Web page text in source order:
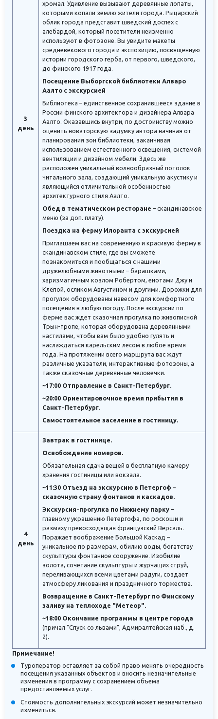
3
день
хромал. Удивление вызывают деревянные лопаты,
которыми копали землю жители города. Рыцарский
облик города представит шведский доспех с
алебардой, который посетители неизменно
используют в фотозоне. Вы увидите макеты
средневекового города и экспозицию, посвященную
истории городского герба, от первого, шведского,
до финского 1917 года.
Посещение Выборгской библиотеки Алваро
Аалто с экскурсией
Библиотека – единственное сохранившееся здание в
России финского архитектора и дизайнера Алвара
Аалто. Оказавшись внутри, по достоинству можно
оценить новаторскую задумку автора начиная от
планирования зон библиотеки, заканчивая
использованием естественного освещения, системой
вентиляции и дизайном мебели. Здесь же
расположен уникальный волнообразный потолок
читального зала, создающий уникальную акустику и
являющийся отличительной особенностью
архитектурного стиля Аалто.
Обед в тематическом ресторане – скандинавское
меню (за доп. плату).
Поездка на ферму Илоранта с экскурсией
Приглашаем вас на современную и красивую ферму в
скандинавском стиле, где вы сможете
познакомиться и пообщаться с нашими
дружелюбными животными – барашками,
харизматичным козлом Робертом, енотами Джу и
Клёпой, осликом Августином и другими. Дорожки для
прогулок оборудованы навесом для комфортного
посещения в любую погоду. После экскурсии по
ферме вас ждет сказочная прогулка по живописной
Трын-тропе, которая оборудована деревянными
настилами, чтобы вам было удобно гулять и
наслаждаться карельским лесом в любое время
года. На протяжении всего маршрута вас ждут
различные указатели, интерактивные фотозоны, а
также сказочные деревянные человечки.
~17:00 Отправление в Санкт-Петербург.
~20:00 Ориентировочное время прибытия в
Санкт-Петербург.
Самостоятельное заселение в гостиницу.
4
день
Завтрак в гостинице.
Освобождение номеров.
Обязательная сдача вещей в бесплатную камеру
хранения гостиницы или вокзала.
~11:30 Отъезд на экскурсию в Петергоф –
сказочную страну фонтанов и каскадов.
Экскурсия-прогулка по Нижнему парку –
главному украшению Петергофа, по роскоши и
размаху превосходящая французский Версаль.
Поражает воображение Большой Каскад –
уникальное по размерам, обилию воды, богатству
скульптуры фонтанное сооружение. Изобилие
золота, сочетание скульптуры и журчащих струй,
переливающихся всеми цветами радуги, создает
атмосферу ликования и праздничного торжества.
Возвращение в Санкт-Петербург по Финскому
заливу на теплоходе "Метеор".
~18:00 Окончание программы в центре города
(причал "Спуск со львами", Адмиралтейская наб., д.
2).
Примечание!
Туроператор оставляет за собой право менять очередность
посещения указанных объектов и вносить незначительные
изменения в программу с сохранением объема
предоставляемых услуг.
Стоимость дополнительных экскурсий может незначительно
измениться.